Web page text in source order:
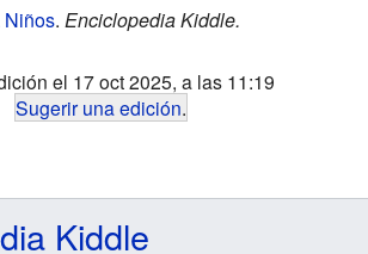
Niños. Enciclopedia Kiddle.
el 17 oct 2025, a las 11:19
Sugerir una edición.
Kiddle